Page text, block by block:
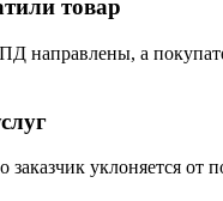
товар
направлены, а
уклоняется от